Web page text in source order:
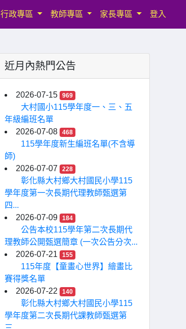
行政專區 教師專區 家長專區 登入
近月內熱門公告
2026-07-15 969
大村國小115學年度一、三、五
年級編班名單
2026-07-08
468
115學年度新生編班名單(不含導
師)
2026-07-07
228
彰化縣大村鄉大村國民小學115
學年度第一次長期代理教師甄選第
四...
2026-07-09
184
公告本校115學年第二次長期代
理教師公開甄選簡章 (一次公告分次...
2026-07-21
155
115年度【童畫心世界】繪畫比
賽得獎名單
2026-07-22
140
彰化縣大村鄉大村國民小學115
學年度第二次長期代課教師甄選第